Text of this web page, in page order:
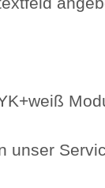
unser